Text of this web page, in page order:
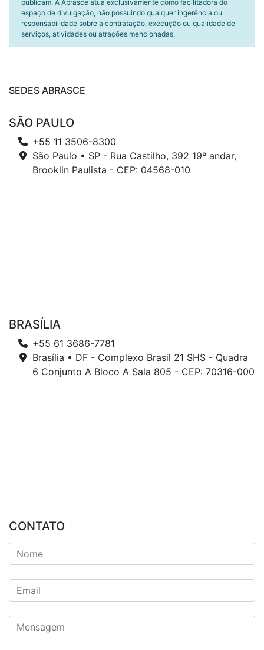
publicam. A Abrasce atua exclusivamente como facilitadora do
espaço de divulgação, não possuindo qualquer ingerência ou
responsabilidade sobre a contratação, execução ou qualidade de
serviços, atividades ou atrações mencionadas.
SEDES ABRASCE
SÃO PAULO
+55 11 3506-8300
São Paulo • SP - Rua Castilho, 392 19º andar,
Brooklin Paulista - CEP: 04568-010
BRASÍLIA
+55 61 3686-7781
Brasília • DF - Complexo Brasil 21 SHS - Quadra
6 Conjunto A Bloco A Sala 805 - CEP: 70316-000
CONTATO